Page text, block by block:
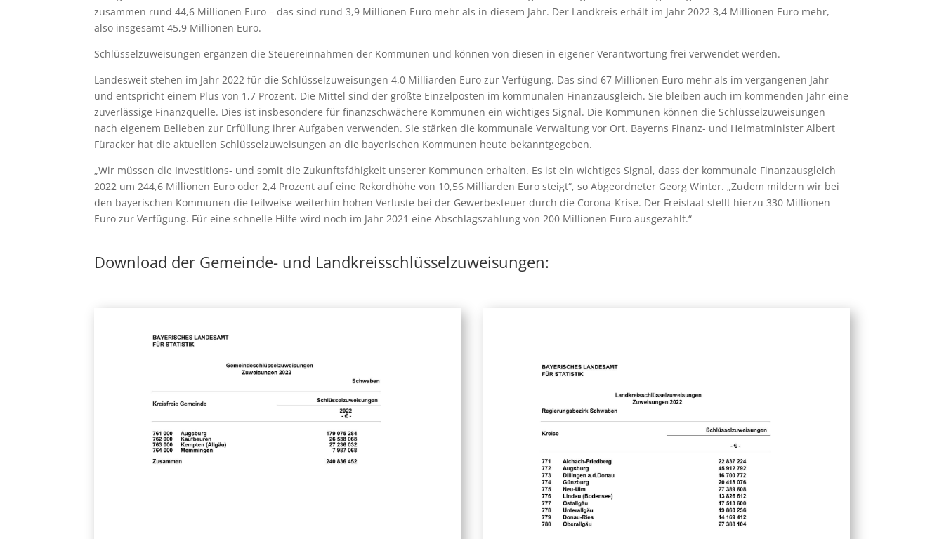
zusammen rund 44,6 Millionen Euro – das sind rund 3,9 Millionen Euro mehr als in diesem Jahr. Der Landkreis erhält im Jahr 2022 3,4 Millionen Euro mehr,
also insgesamt 45,9 Millionen Euro.
Schlüsselzuweisungen ergänzen die Steuereinnahmen der Kommunen und können von diesen in eigener Verantwortung frei verwendet werden.
Landesweit stehen im Jahr 2022 für die Schlüsselzuweisungen 4,0 Milliarden Euro zur Verfügung. Das sind 67 Millionen Euro mehr als im vergangenen Jahr
und entspricht einem Plus von 1,7 Prozent. Die Mittel sind der größte Einzelposten im kommunalen Finanzausgleich. Sie bleiben auch im kommenden Jahr eine
zuverlässige Finanzquelle. Dies ist insbesondere für finanzschwächere Kommunen ein wichtiges Signal. Die Kommunen können die Schlüsselzuweisungen
nach eigenem Belieben zur Erfüllung ihrer Aufgaben verwenden. Sie stärken die kommunale Verwaltung vor Ort. Bayerns Finanz- und Heimatminister Albert
Füracker hat die aktuellen Schlüsselzuweisungen an die bayerischen Kommunen heute bekanntgegeben.
„Wir müssen die Investitions- und somit die Zukunftsfähigkeit unserer Kommunen erhalten. Es ist ein wichtiges Signal, dass der kommunale Finanzausgleich
2022 um 244,6 Millionen Euro oder 2,4 Prozent auf eine Rekordhöhe von 10,56 Milliarden Euro steigt“, so Abgeordneter Georg Winter. „Zudem mildern wir bei
den bayerischen Kommunen die teilweise weiterhin hohen Verluste bei der Gewerbesteuer durch die Corona-Krise. Der Freistaat stellt hierzu 330 Millionen
Euro zur Verfügung. Für eine schnelle Hilfe wird noch im Jahr 2021 eine Abschlagszahlung von 200 Millionen Euro ausgezahlt.“
Download der Gemeinde- und Landkreisschlüsselzuweisungen: